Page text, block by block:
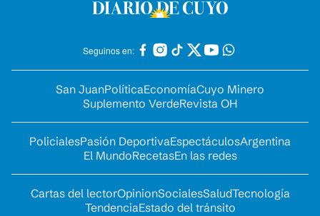
Seguinos en:
San JuanPolíticaEconomíaCuyo Minero
Suplemento VerdeRevista OH
PolicialesPasión DeportivaEspectáculosArgentina
El MundoRecetasEn las redes
Cartas del lectorOpinionSocialesSaludTecnología
TendenciaEstado del tránsito